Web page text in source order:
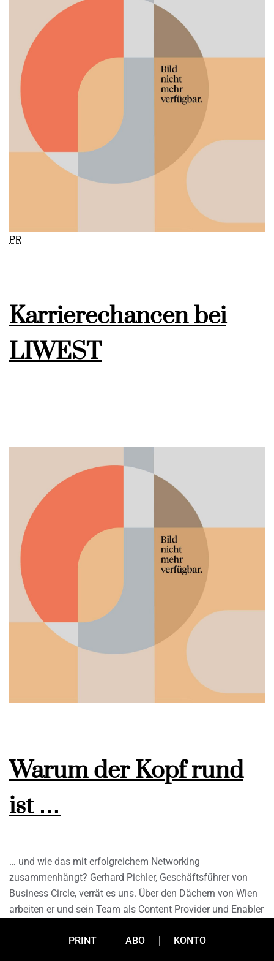
PR
Karrierechancen bei
LIWEST
Warum der Kopf rund
ist …
… und wie das mit erfolgreichem Networking
zusammenhängt? Gerhard Pichler, Geschäftsführer von
Business Circle, verrät es uns. Über den Dächern von Wien
arbeiten er und sein Team als Content Provider und Enabler
persönlichen Gespräch teilt er seine
PRINT ABO KONTO